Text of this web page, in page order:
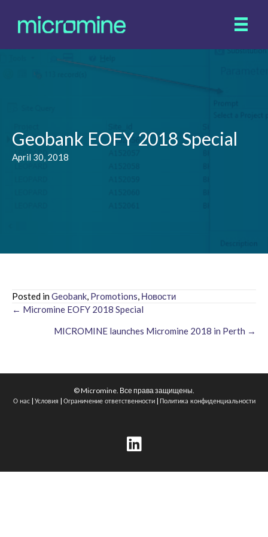
Geobank EOFY 2018 Special
April 30, 2018
Posted inGeobank, Promotions, Новости
Posts
navigation
← Micromine EOFY 2018 Special
MICROMINE launches Micromine 2018 in Perth →
© Micromine. Все права защищены.
О нас| Условия | Ограничение ответственности| Политика конфиденциальности